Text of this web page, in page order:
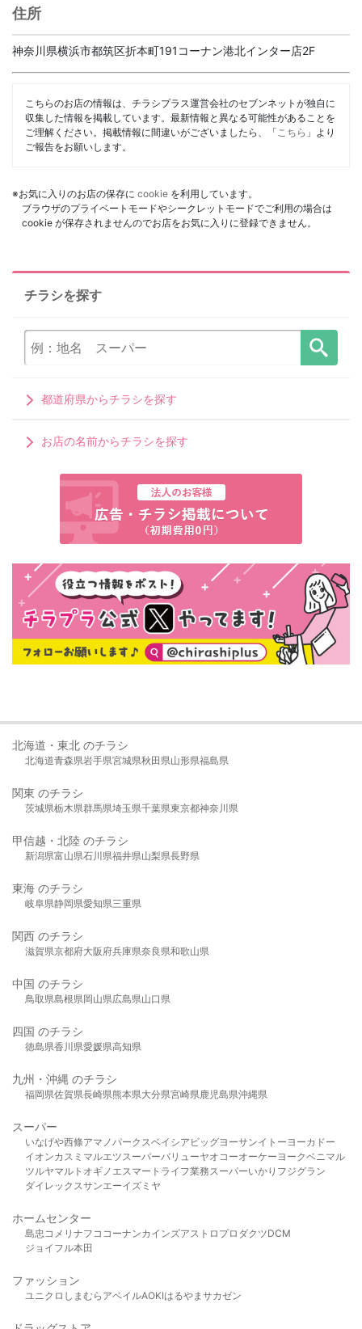
住所
神奈川県横浜市都筑区折本町191コーナン港北インター店2F
こちらのお店の情報は、チラシプラス運営会社のセブンネットが独自に
収集した情報を掲載しています。最新情報と異なる可能性があることを
ご理解ください。掲載情報に間違いがございましたら、「 こちら 」より
ご報告をお願いします。
※お気に入りのお店の保存に cookie を利用しています。
ブラウザのプライベートモードやシークレットモードでご利用の場合は
cookie が保存されませんのでお店をお気に入りに登録できません。
チラシを探す
都道府県からチラシを探す
お店の名前からチラシを探す
北海道・東北 のチラシ
北海道青森県岩手県宮城県秋田県山形県福島県
関東 のチラシ
茨城県栃木県群馬県埼玉県千葉県東京都神奈川県
甲信越・北陸 のチラシ
新潟県富山県石川県福井県山梨県長野県
東海 のチラシ
岐阜県静岡県愛知県三重県
関西 のチラシ
滋賀県京都府大阪府兵庫県奈良県和歌山県
中国 のチラシ
鳥取県島根県岡山県広島県山口県
四国 のチラシ
徳島県香川県愛媛県高知県
九州・沖縄 のチラシ
福岡県佐賀県長崎県熊本県大分県宮崎県鹿児島県沖縄県
スーパー
いなげや西條アマノパークスベイシア ビッグヨーサンイトーヨーカドー
イオンカスミ マルエツスーパーバリューヤオコーオーケー ヨークベニマル
ツルヤマルト オギノ エスマート ライフ業務スーパーいかり フジグラン
ダイレックスサンエーイズミヤ
ホームセンター
島忠 コメリ ナフコ コーナンカインズアストロプロダクツDCM
ジョイフル本田
ファッション
ユニクロ しまむら アベイルAOKIはるやま サカゼン